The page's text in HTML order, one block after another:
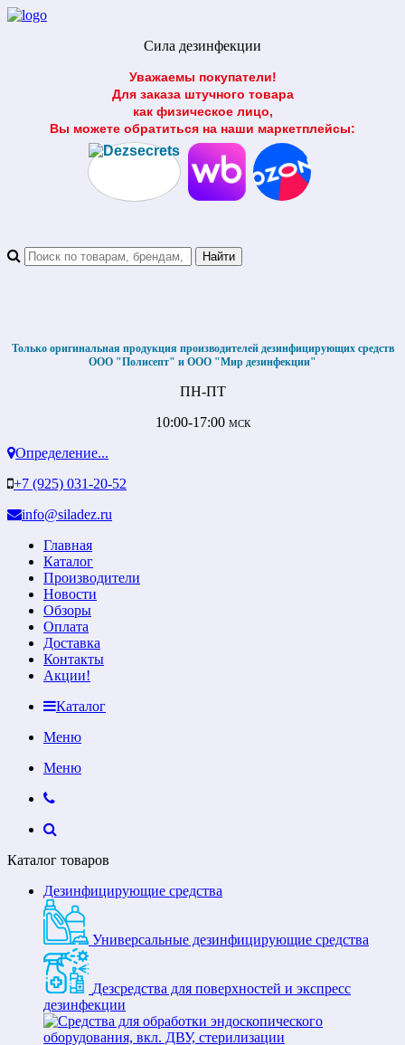
Сила дезинфекции
Уважаемы покупатели!
Для заказа штучного товара
как физическое лицо,
Вы можете обратиться на наши маркетплейсы:
Только оригинальная продукция производителей дезинфицирующих средств
ООО "Полисепт" и ООО "Мир дезинфекции"
ПН-ПТ
10:00-17:00 МСК
Определение...
+7 (925) 031-20-52
info@siladez.ru
Главная
Каталог
Производители
Новости
Обзоры
Оплата
Доставка
Контакты
Акции!
Каталог
Меню
Меню
Каталог товаров
Дезинфицирующие средства
Универсальные дезинфицирующие средства
Дезсредства для поверхностей и экспресс
дезинфекции